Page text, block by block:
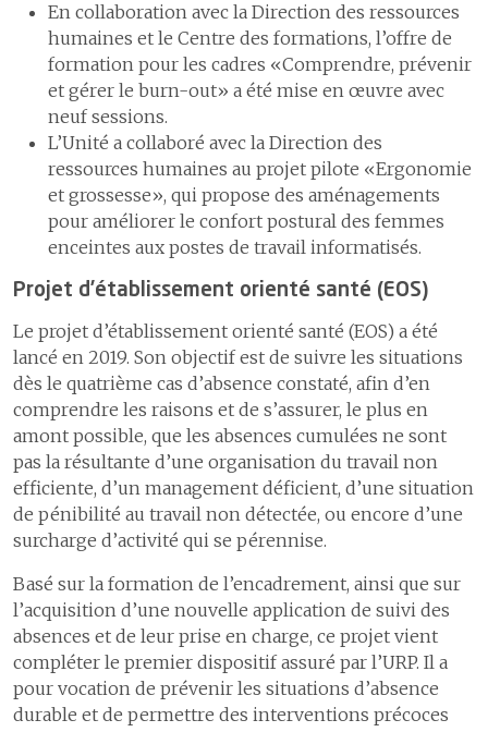
En collaboration avec la Direction des ressources
humaines et le Centre des formations, l’offre de
formation pour les cadres «Comprendre, prévenir
et gérer le burn-out» a été mise en œuvre avec
neuf sessions.
L’Unité a collaboré avec la Direction des
ressources humaines au projet pilote «Ergonomie
et grossesse», qui propose des aménagements
pour améliorer le confort postural des femmes
enceintes aux postes de travail informatisés.
Projet d’établissement orienté santé (EOS)
Le projet d’établissement orienté santé (EOS) a été
lancé en 2019. Son objectif est de suivre les situations
dès le quatrième cas d’absence constaté, afin d’en
comprendre les raisons et de s’assurer, le plus en
amont possible, que les absences cumulées ne sont
pas la résultante d’une organisation du travail non
efficiente, d’un management déficient, d’une situation
de pénibilité au travail non détectée, ou encore d’une
surcharge d’activité qui se pérennise.
Basé sur la formation de l’encadrement, ainsi que sur
l’acquisition d’une nouvelle application de suivi des
absences et de leur prise en charge, ce projet vient
compléter le premier dispositif assuré par l’URP. Il a
pour vocation de prévenir les situations d’absence
durable et de permettre des interventions précoces